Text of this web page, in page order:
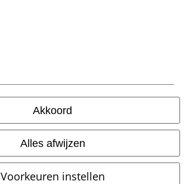
Akkoord
Alles afwijzen
Voorkeuren instellen